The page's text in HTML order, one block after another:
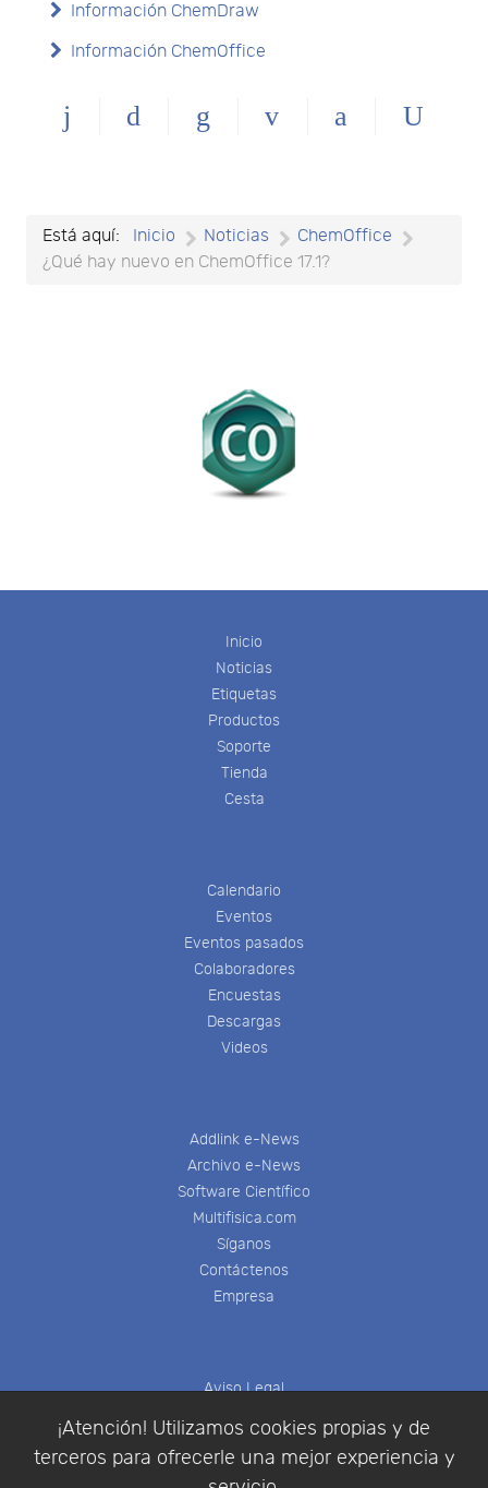
¡Atención! Utilizamos cookies propias y de
terceros para ofrecerle una mejor experiencia y
Información ChemDraw
Información ChemOffice
Está aquí: Inicio Noticias
ChemOffice
¿Qué hay nuevo en ChemOffice 17.1?
Inicio
Noticias
Etiquetas
Productos
Soporte
Tienda
Cesta
Calendario
Eventos
Eventos pasados
Colaboradores
Encuestas
Descargas
Videos
Addlink e-News
Archivo e-News
Software Científico
Multifisica.com
Síganos
Contáctenos
Empresa
Aviso Legal
Condiciones de compra